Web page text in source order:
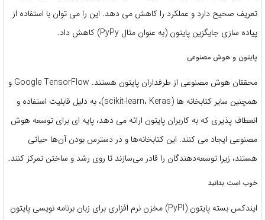
تعریف صحیح دارد و عملکرد را کاهش می دهد. این را می توان با استفاده از
پیاده سازی جایگزین پایتون (به عنوان مثال PyPy) کاهش داد.
پایتون و هوش مصنوعی
محققان هوش مصنوعی از طرفداران پایتون هستند. Google TensorFlow و
همچنین سایر کتابخانه ها (scikit-learn، Keras)، به دلیل قابلیت استفاده و
انعطاف پذیری که به کاربران پایتون ارائه می دهد، پایه ای برای توسعه هوش
مصنوعی ایجاد می کنند. این کتابخانه‌ها و در دسترس بودن آن‌ها حیاتی
هستند، زیرا توسعه‌دهندگان را قادر می‌سازند تا روی رشد و ساختن تمرکز کنند.
خوب است بدانید
ایندکس بسته پایتون (PyPI) مخزن نرم افزاری برای زبان برنامه نویسی پایتون